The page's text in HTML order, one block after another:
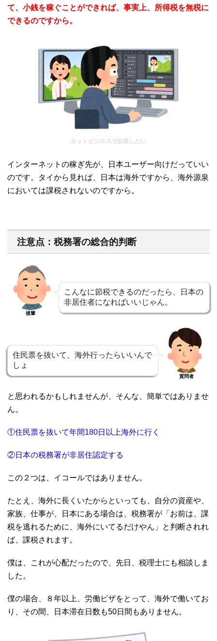
て、小銭を稼ぐことができれば、事実上、所得税を無税に
できるのですから。
ネットビジネスで起業したい
インターネットの稼ぎ先が、日本ユーザー向けだっていい
のです。タイから見れば、日本は海外ですから、海外源泉
においては課税されないのですから。
注意点：税務署の総合的判断
後輩
こんなに節税できるのだったら、日本の
非居住者になればいいじゃん。
住民票を抜いて、海外行ったらいいんで
しょ
質問者
と思われるかもしれませんが、そんな、簡単ではありませ
ん。
①住民票を抜いて年間180日以上海外に行く
②日本の税務署が非居住認定する
この２つは、イコールではありません。
たとえ、海外に長くいたからといっても、自分の資産や、
家族、仕事が、日本にある場合は、税務署が「お前は、課
税を逃れるために、海外にいてるだけやん」と判断されれ
ば、課税されます。
僕は、これが心配だったので、先日、税理士にも相談しま
した。
僕の場合、８年以上、労働ビザをとって、海外で働いてお
り、その間、日本滞在日数も50日間もありません。